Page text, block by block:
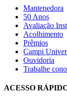
Mantenedora
50 Anos
Avaliação
Acolhimento
Prêmios
Campi
Ouvidoria
Trabalhe
ACESSO